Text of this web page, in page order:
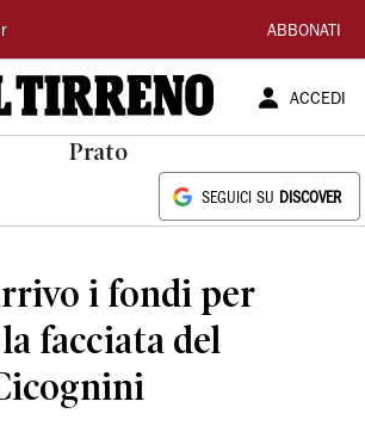
ABBONATI
ACCEDI
Prato
SEGUICI SU DISCOVER
i fondi per
facciata del